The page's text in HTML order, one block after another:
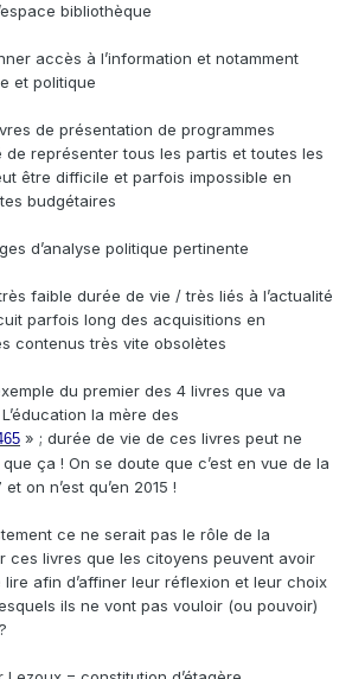
bibliothèque
accès à l’information et notamment
et politique
de présentation de programmes
de représenter tous les partis et toutes les
être difficile et parfois impossible en
budgétaires
politique pertinente
durée de vie / très liés à l’actualité
parfois long des acquisitions en
contenus très vite obsolètes
du premier des 4 livres que va
la mère des
» ; durée de vie de ces livres peut ne
ça ! On se doute que c’est en vue de la
on n’est qu’en 2015 !
ce ne serait pas le rôle de la
ces livres que les citoyens peuvent avoir
afin d’affiner leur réflexion et leur choix
ils ne vont pas vouloir (ou pouvoir)